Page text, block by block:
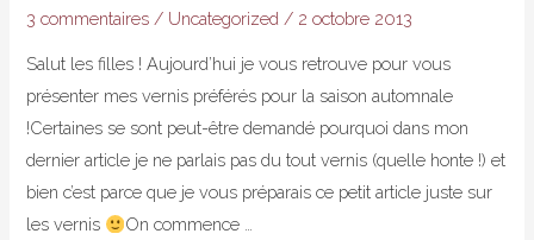
Rocks
3 commentaires / Uncategorized / 2 octobre 2013
Salut les filles ! Aujourd’hui je vous retrouve pour vous
présenter mes vernis préférés pour la saison automnale
!Certaines se sont peut-être demandé pourquoi dans mon
dernier article je ne parlais pas du tout vernis (quelle honte !) et
bien c’est parce que je vous préparais ce petit article juste sur
les vernis
On commence …